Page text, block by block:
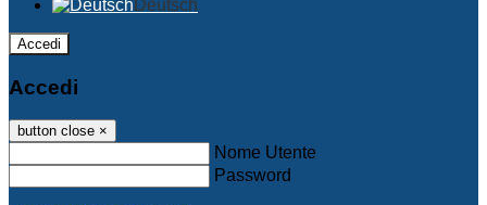
Deutsch
Accedi
Accedi
button close ×
Nome Utente
Password